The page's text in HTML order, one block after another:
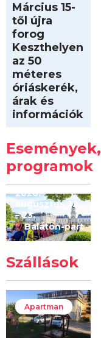
Március 15-
től újra
forog
Keszthelyen
az 50
méteres
óriáskerék,
árak és
információk
Események,
programok
Kilóméterek
2026
2026.
augusztus 22
– 23.
Balaton-part
Szállások
Apartman